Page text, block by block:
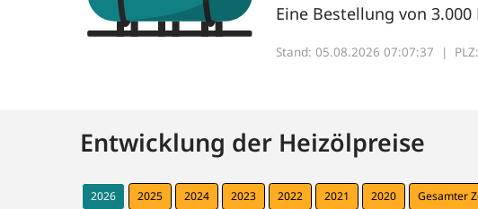
Eine Bestellung von
Stand: 05.08.2026 07:07:37 |
Entwicklung der Heizölpreise
2026 2025 2024 2023 2022 2021 2020 Gesamter